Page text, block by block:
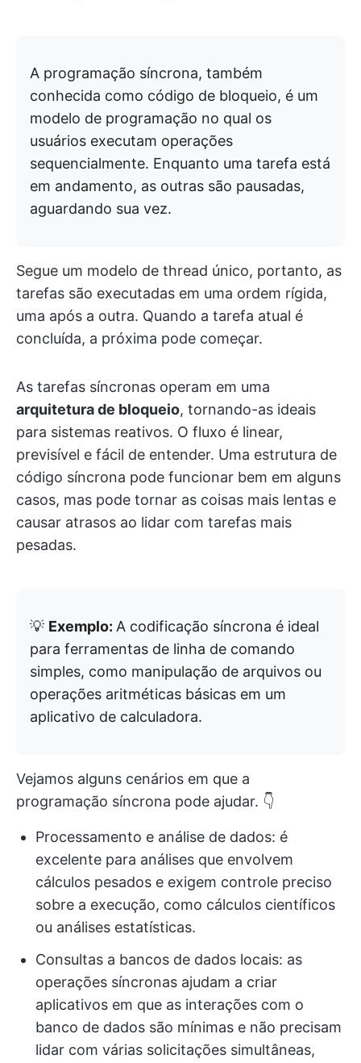
A programação síncrona, também
conhecida como código de bloqueio, é um
modelo de programação no qual os
usuários executam operações
sequencialmente. Enquanto uma tarefa está
em andamento, as outras são pausadas,
aguardando sua vez.
Segue um modelo de thread único, portanto, as
tarefas são executadas em uma ordem rígida,
uma após a outra. Quando a tarefa atual é
concluída, a próxima pode começar.
As tarefas síncronas operam em uma
arquitetura de bloqueio, tornando-as ideais
para sistemas reativos. O fluxo é linear,
previsível e fácil de entender. Uma estrutura de
código síncrona pode funcionar bem em alguns
casos, mas pode tornar as coisas mais lentas e
causar atrasos ao lidar com tarefas mais
pesadas.
💡 Exemplo: A codificação síncrona é ideal
para ferramentas de linha de comando
simples, como manipulação de arquivos ou
operações aritméticas básicas em um
aplicativo de calculadora.
Vejamos alguns cenários em que a
programação síncrona pode ajudar. 👇
Processamento e análise de dados: é
excelente para análises que envolvem
cálculos pesados e exigem controle preciso
sobre a execução, como cálculos científicos
ou análises estatísticas.
Consultas a bancos de dados locais: as
operações síncronas ajudam a criar
aplicativos em que as interações com o
banco de dados são mínimas e não precisam
lidar com várias solicitações simultâneas,